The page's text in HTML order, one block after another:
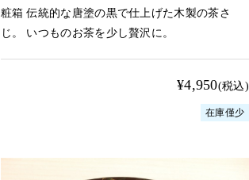
粧箱 伝統的な唐塗の黒で仕上げた木製の茶さ
じ。 いつものお茶を少し贅沢に。
¥4,950(税込)
在庫僅少